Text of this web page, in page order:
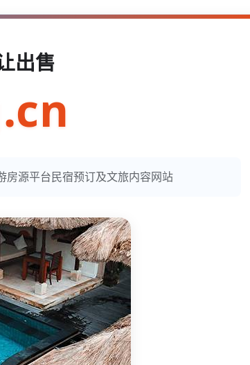
出售
源平台民宿预订及文旅内容网站